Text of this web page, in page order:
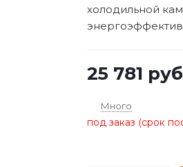
холодильной
25 781
Много
под заказ (срок